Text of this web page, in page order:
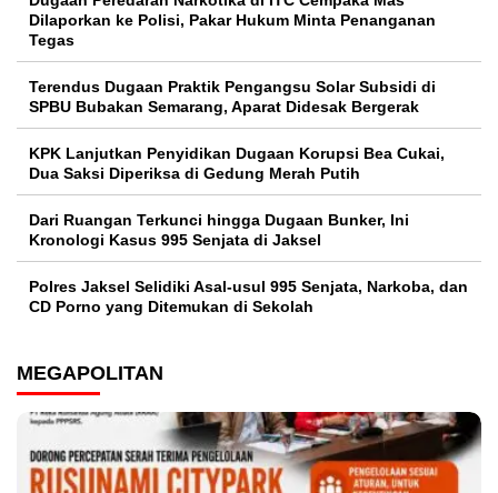
Dilaporkan ke Polisi, Pakar Hukum Minta Penanganan
Tegas
Terendus Dugaan Praktik Pengangsu Solar Subsidi di
SPBU Bubakan Semarang, Aparat Didesak Bergerak
KPK Lanjutkan Penyidikan Dugaan Korupsi Bea Cukai,
Dua Saksi Diperiksa di Gedung Merah Putih
Dari Ruangan Terkunci hingga Dugaan Bunker, Ini
Kronologi Kasus 995 Senjata di Jaksel
Polres Jaksel Selidiki Asal-usul 995 Senjata, Narkoba, dan
CD Porno yang Ditemukan di Sekolah
MEGAPOLITAN